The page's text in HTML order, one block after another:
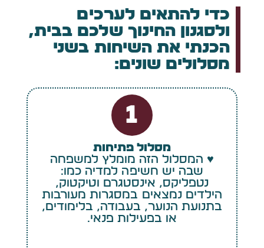
כדי להתאים לערכים
ולסגנון החינוך שלכם בבית,
הכנתי את השיחות בשני
מסלולים שונים:
1
מסלול פתיחות
♥ המסלול הזה מומלץ למשפחה
שבה יש חשיפה למדיה כמו:
נטפליקס, אינסטגרם וטיקטוק,
הילדים נמצאים במסגרות מעורבות
בתנועת הנוער, בעבודה, בלימודים,
או בפעילות פנאי.